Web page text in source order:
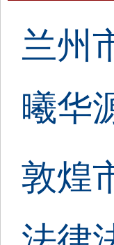
兰州
曦华
敦煌